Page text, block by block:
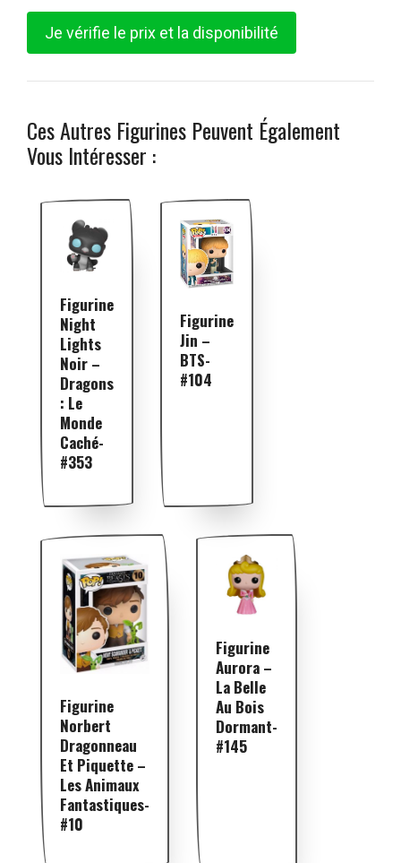
Je vérifie le prix et la disponibilité
Ces Autres Figurines Peuvent Également
Vous Intéresser :
Figurine
Night
Lights
Noir –
Dragons
: Le
Monde
Caché-
#353
Figurine
Jin –
BTS-
#104
Figurine
Norbert
Dragonneau
Et Piquette –
Les Animaux
Fantastiques-
#10
Figurine
Aurora –
La Belle
Au Bois
Dormant-
#145